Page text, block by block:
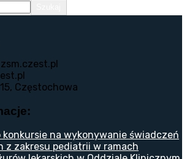
Częstochowa
konkursie na wykonywanie świadczeń
z zakresu pediatrii w ramach